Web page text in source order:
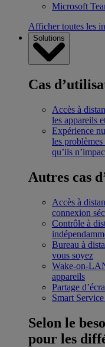
Microsoft
Afficher toutes les
Solutions
Cas
Accès à
les appareils
Expérience
les
qu’ils
Autres cas
Accès à
connexion
Contrôle à
Bureau à
vous soyez
Wake-on-
appareils
Partage
Smart Service
Selon le
pour les